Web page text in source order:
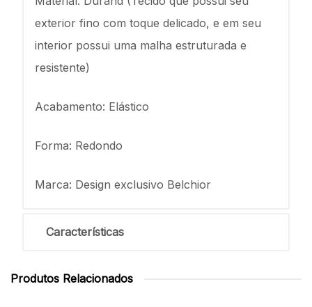
exterior fino com toque delicado, e em seu
interior possui uma malha estruturada e
resistente)
Acabamento: Elástico
Forma: Redondo
Marca: Design exclusivo Belchior
Características
Produtos Relacionados